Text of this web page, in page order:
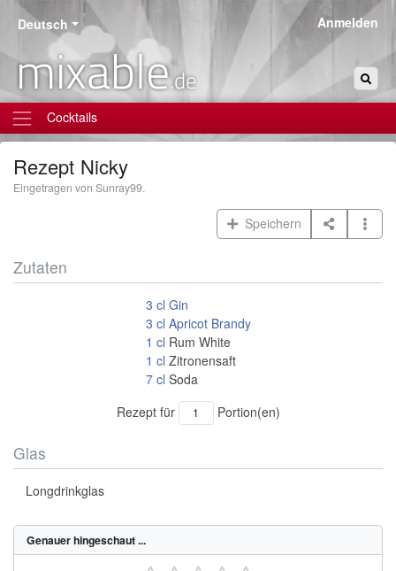
Deutsch
mixable.de
Anmelden
Cocktails
Rezept Nicky
Eingetragen von Sunray99.
Speichern
Zutaten
3 cl Gin
3 cl Apricot Brandy
1 cl Rum White
1 cl Zitronensaft
7 cl Soda
Rezept für
Portion(en)
Glas
Longdrinkglas
Genauer hingeschaut ...